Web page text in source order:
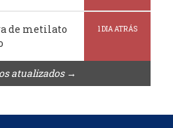
de metilato
1 DIA ATRÁS
atualizados →